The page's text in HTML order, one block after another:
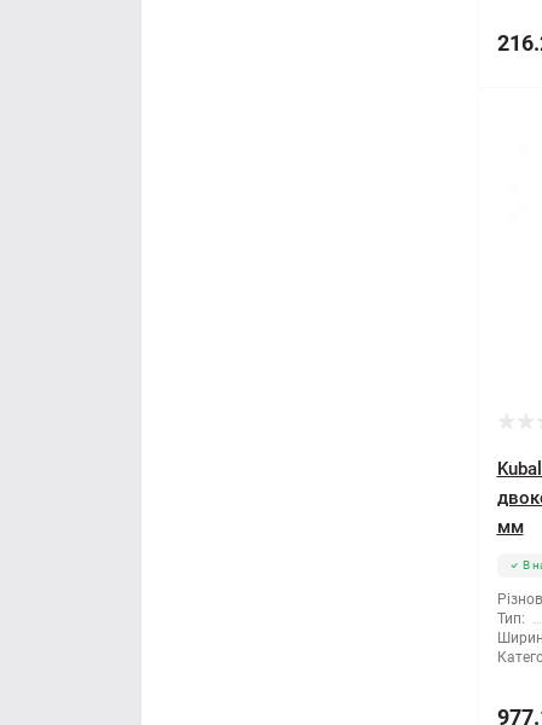
мм
В
Тип: